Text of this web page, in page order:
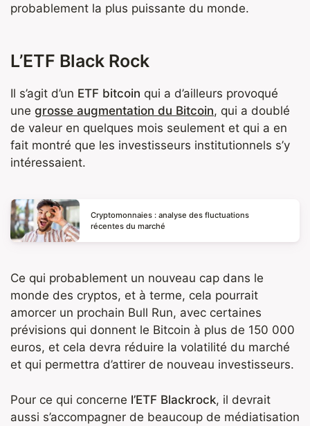
probablement la plus puissante du monde.
L’ETF Black Rock
Il s’agit d’un ETF bitcoin qui a d’ailleurs provoqué
une grosse augmentation du Bitcoin, qui a doublé
de valeur en quelques mois seulement et qui a en
fait montré que les investisseurs institutionnels s’y
intéressaient.
Cryptomonnaies : analyse des fluctuations
récentes du marché
Ce qui probablement un nouveau cap dans le
monde des cryptos, et à terme, cela pourrait
amorcer un prochain Bull Run, avec certaines
prévisions qui donnent le Bitcoin à plus de 150 000
euros, et cela devra réduire la volatilité du marché
et qui permettra d’attirer de nouveau investisseurs.
Pour ce qui concerne l’ETF Blackrock, il devrait
aussi s’accompagner de beaucoup de médiatisation